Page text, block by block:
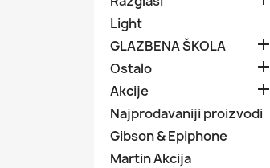
Light
GLAZBENA ŠKOLA

Ostalo 
Akcije 
Najprodavaniji proizvodi
Gibson & Epiphone
Martin Akcija